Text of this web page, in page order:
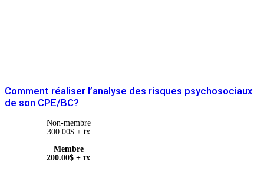
Comment réaliser l’analyse des risques psychosociaux
de son CPE/BC?
Non-membre
300.00$+ tx
Membre
200.00$ + tx